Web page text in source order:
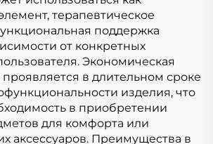
терапевтическое
поддержка
от конкретных
Экономическая
в длительном сроке
изделия, что
в приобретении
для комфорта или
аксессуаров. Преимущества в